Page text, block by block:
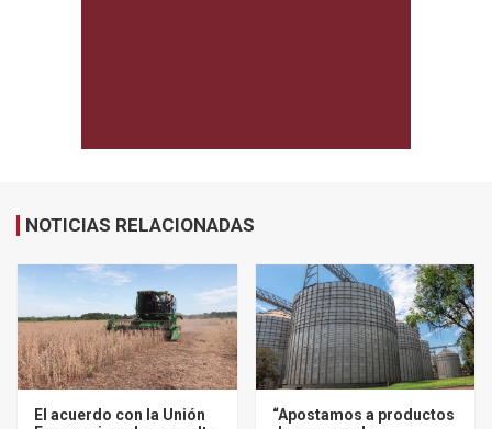
NOTICIAS RELACIONADAS
El acuerdo con la Unión
“Apostamos a productos